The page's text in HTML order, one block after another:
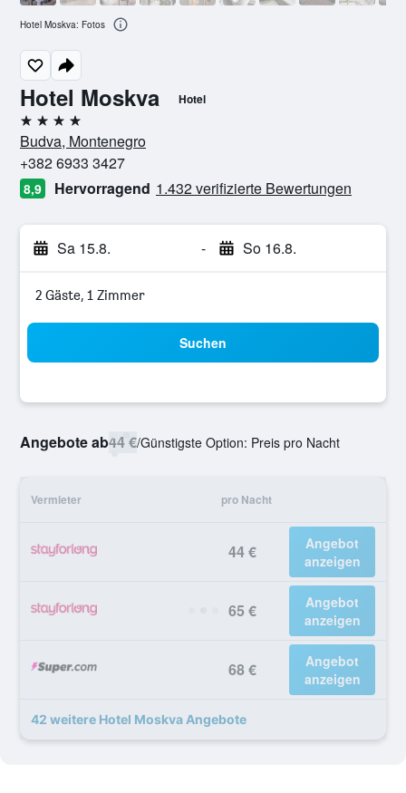
Hotel Moskva Hotel
4 Sterne
Budva, Montenegro
+382 6933 3427
8,9 Hervorragend 1.432 verifizierte Bewertungen
Sa 15.8. - So 16.8.
2 Gäste, 1 Zimmer
Suchen
Angebote ab44 €/Günstigste Option: Preis pro Nacht
Vermieter pro Nacht
44 €
Angebot
anzeigen
65 €
Angebot
anzeigen
68 €
Angebot
anzeigen
42 weitere Hotel Moskva Angebote
Hotel Moskva: Fotos